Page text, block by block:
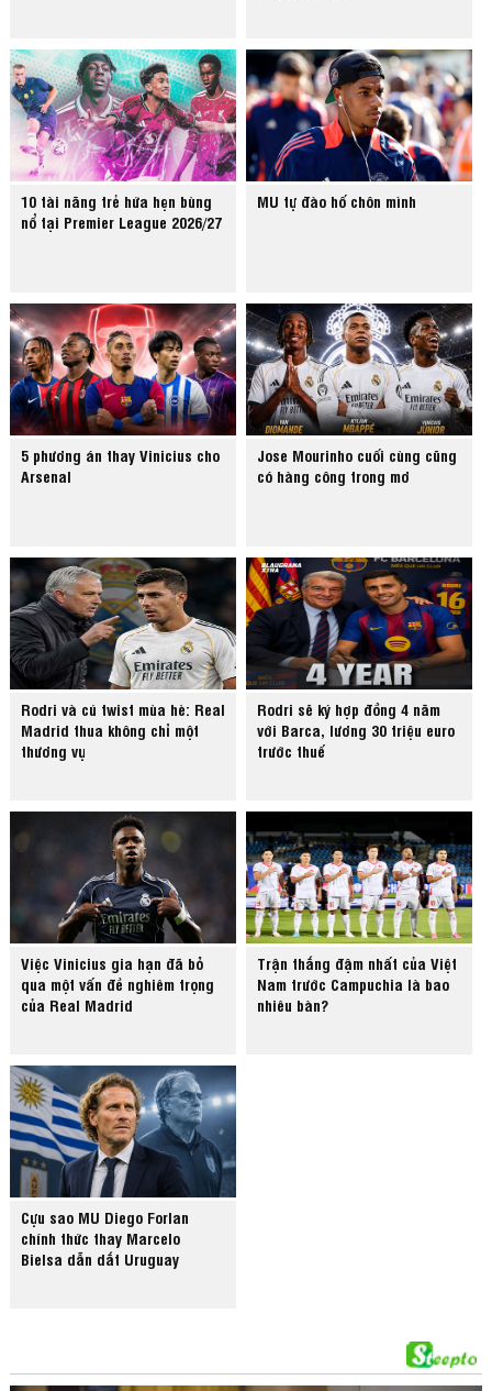
10 tài năng trẻ hứa hẹn bùng
nổ tại Premier League 2026/27
MU tự đào hố chôn mình
5 phương án thay Vinicius cho
Arsenal
Jose Mourinho cuối cùng cũng
có hàng công trong mơ
Rodri và cú twist mùa hè: Real
Madrid thua không chỉ một
thương vụ
Rodri sẽ ký hợp đồng 4 năm
với Barca, lương 30 triệu euro
trước thuế
Việc Vinicius gia hạn đã bỏ
qua một vấn đề nghiêm trọng
của Real Madrid
Trận thắng đậm nhất của Việt
Nam trước Campuchia là bao
nhiêu bàn?
Cựu sao MU Diego Forlan
chính thức thay Marcelo
Bielsa dẫn dắt Uruguay